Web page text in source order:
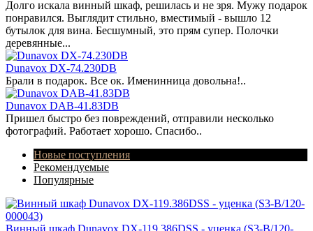
Долго искала винный шкаф, решилась и не зря. Мужу подарок
понравился. Выглядит стильно, вместимый - вышло 12
бутылок для вина. Бесшумный, это прям супер. Полочки
деревянные...
Dunavox DX-74.230DB
Брали в подарок. Все ок. Именинница довольна!..
Dunavox DAB-41.83DB
Пришел быстро без повреждений, отправили несколько
фотографий. Работает хорошо. Спасибо..
Новые поступления
Рекомендуемые
Популярные
Винный шкаф Dunavox DX-119.386DSS - уценка (S3-B/120-